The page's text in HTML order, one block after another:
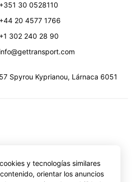
+351 30 0528110
+44 20 4577 1766
+1 302 240 28 90
info@gettransport.com
57 Spyrou Kyprianou, Lárnaca 6051
y tecnologías similares
orientar los anuncios